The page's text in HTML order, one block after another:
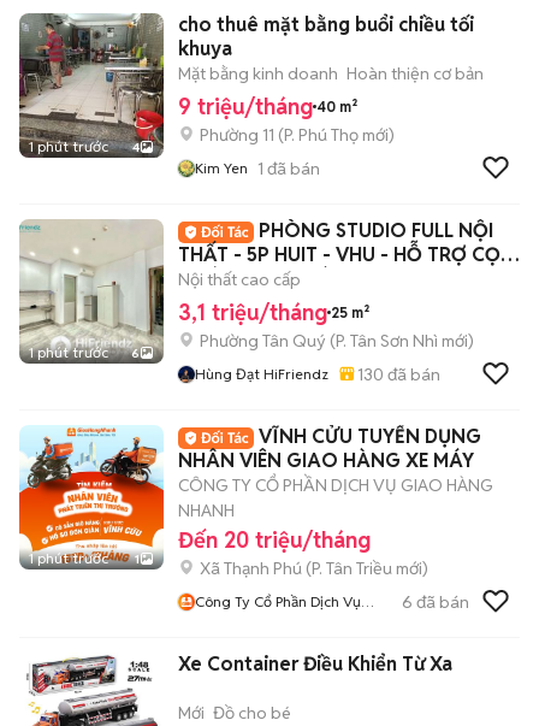
1 phút trước 4
cho thuê mặt bằng buổi chiều tối
khuya
Mặt bằng kinh doanh Hoàn thiện cơ bản
9 triệu/tháng 40 m²
Phường 11 (P. Phú Thọ mới)
Kim Yen 1 đã bán
1 phút trước 6
PHÒNG STUDIO FULL NỘI
THẤT - 5P HUIT - VHU - HỖ TRỢ CỌC
- CÓ THANG MÁY
Nội thất cao cấp
3,1 triệu/tháng 25 m²
Phường Tân Quý (P. Tân Sơn Nhì mới)
Hùng Đạt HiFriendz 130 đã bán
1 phút trước 1
VĨNH CỬU TUYỂN DỤNG
NHÂN VIÊN GIAO HÀNG XE MÁY
CÔNG TY CỔ PHẦN DỊCH VỤ GIAO HÀNG
NHANH
Đến 20 triệu/tháng
Xã Thạnh Phú (P. Tân Triều mới)
Công Ty Cổ Phần Dịch Vụ
6 đã bán
Xe Container Điều Khiển Từ Xa
Mới Đồ cho bé